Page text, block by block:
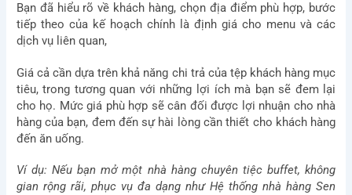
Bạn đã hiểu rõ về khách hàng, chọn địa điểm phù hợp, bước
tiếp theo của kế hoạch chính là định giá cho menu và các
dịch vụ liên quan,
Giá cả cần dựa trên khả năng chi trả của tệp khách hàng mục
tiêu, trong tương quan với những lợi ích mà bạn sẽ đem lại
cho họ. Mức giá phù hợp sẽ cân đối được lợi nhuận cho nhà
hàng của bạn, đem đến sự hài lòng cần thiết cho khách hàng
đến ăn uống.
Ví dụ: Nếu bạn mở một nhà hàng chuyên tiệc buffet, không
gian rộng rãi, phục vụ đa dạng như Hệ thống nhà hàng Sen